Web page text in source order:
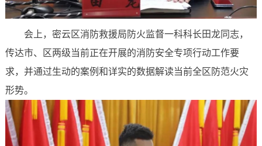
会上，密云区消防救援局防火监督一科科长田龙同志，
传达市、区两级当前正在开展的消防安全专项行动工作要
求，并通过生动的案例和详实的数据解读当前全区防范火灾
形势。